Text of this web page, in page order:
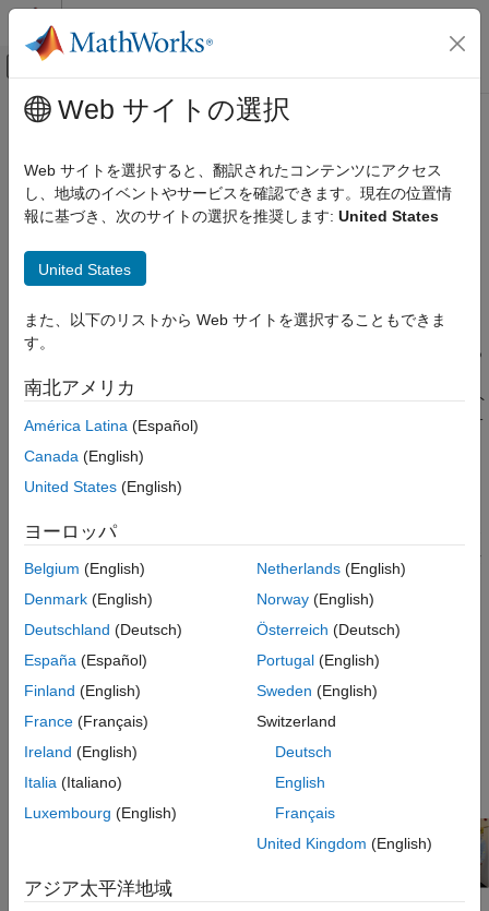
コンテンツへスキップ
オフキャンバス ナビゲーション メ
ドキュメンテーションのホーム
Computer Vision Toolbox
オブジェクトの検出とセグメント化
カテゴリ
オブジェクトの検出
セマンティック セグメンテーション
インスタンス セグメンテーション
ーの検出と認識
キーポイントの検出
自動外観検査
メインコンテンツ
キーポイントの検出
事前学習済みの HRNet キーポイント検出器を使用してイメージ
内の人間の姿勢を推定する、もしくはカスタム オブジェクト キ
キーポイント検出 (キーポイント位置推定またはランドマーク検
出とも呼ばれる) は、イメージ内にあるオブジェクトの特定の関
す。コンピューター ビジョン タスクにおいて、キーポイントは
人体の関節、顔のランドマーク、またはオブジェクト上の際立っ
た点を表すことができます。Computer Vision Toolbox™ は、高
解像度深層学習ネットワーク (HRNet) を使用した、オブジェクト
内のキーポイント検出のための深層学習ベースのアプローチをサ
(CNN) をベースとしています。HRNet キーポイント検出器の詳
細については、Getting Started with HRNet
キーポイント検出は、イメージ内のオブジェクトやエンティティ
の位置、姿勢、構造に関する重要な情報を提供し、コンピュータ
ー ビジョンにおける次のような用途で重要な役割を果たします。
姿勢推定
オブジェクトの検出と追跡
顔解析
拡張現実
Web サイトの選択
Web サイトを選択すると、翻訳されたコンテンツにアクセス
し、地域のイベントやサービスを確認できます。現在の位置情
報に基づき、次のサイトの選択を推奨します: United States
United States
また、以下のリストから Web サイトを選択することもできま
す。
南北アメリカ
América Latina (Español)
Canada (English)
United States (English)
ヨーロッパ
Belgium (English)
Denmark (English)
Deutschland (Deutsch)
España (Español)
Finland (English)
France (Français)
Ireland (English)
Italia (Italiano)
Luxembourg (English)
Netherlands(English)
Norway(English)
Österreich (Deutsch)
Portugal(English)
Sweden (English)
Switzerland
Deutsch
English
Français
United Kingdom (English)
アジア太平洋地域